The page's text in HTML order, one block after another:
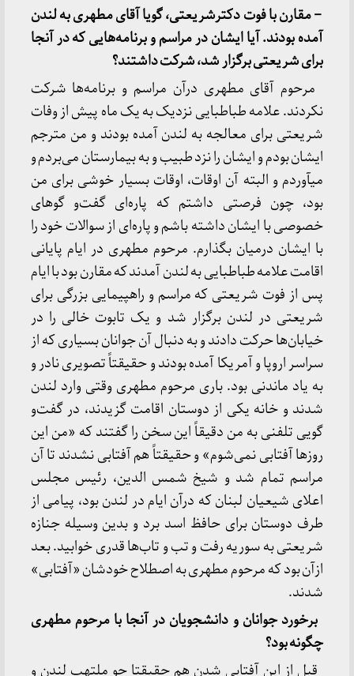
– مقارن با فوت دکترشریعتی، گویا آقای مطهری به لندن
آمده بودند. آیا ایشان در مراسم و برنامه‌هایی که در آنجا
برای شریعتی برگزار شد، شرکت داشتند؟
مرحوم آقای مطهری درآن مراسم و برنامه‌ها شرکت
نکردند. علامه طباطبایی نزدیک به یک ماه پیش از وفات
شریعتی برای معالجه به لندن آمده بودند و من مترجم
ایشان بودم و ایشان را نزد طبیب و به بیمارستان می‌بردم و
میآوردم و البته آن اوقات، اوقات بسیار خوشی برای من
بود، چون فرصتی داشتم که پاره‌ای گفت‌و گوهای
خصوصی با ایشان داشته باشم و پاره‌ای از سوالات خود را
با ایشان درمیان بگذارم. مرحوم مطهری در ایام پایانی
اقامت علامه طباطبایی به لندن آمدند که مقارن بود با ایام
پس از فوت شریعتی که مراسم و راهپیمایی بزرگی برای
شریعتی در لندن برگزار شد و یک تابوت خالی را در
خیابان‌ها حرکت دادند و به دنبال آن جوانان بسیاری که از
سراسر اروپا و آمریکا آمده بودند و حقیقتاً تصویری نادر و
به یاد ماندنی بود. باری مرحوم مطهری وقتی وارد لندن
شدند و خانه یکی از دوستان اقامت گزیدند، در گفت‌و
گویی تلفنی به من دقیقاً این سخن را گفتند که «من این
روز‌ها آفتابی نمی‌شوم» و حقیقتاً هم آفتابی نشدند تا آن
مراسم تمام شد و شیخ شمس الدین، رئیس مجلس
اعلای شیعیان لبنان که درآن ایام در لندن بود، پیامی از
طرف دوستان برای حافظ اسد برد و بدین وسیله جنازه
شریعتی به سوریه رفت و تب و تاب‌ها قدری خوابید. بعد
ازآن بود که مرحوم مطهری به اصطلاح خودشان «آفتابی»
شدند.
برخورد جوانان و دانشجویان در آنجا با مرحوم مطهری
چگونه بود؟
قبل از این آفتابی شدن هم حقیقتا جو ملتهب لندن و